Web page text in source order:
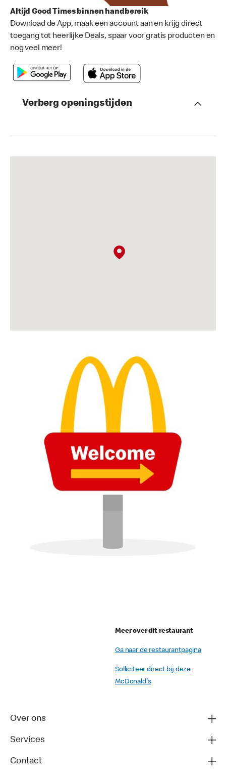
Altijd Good Times binnen handbereik
Download de App, maak een account aan en krijg direct
toegang tot heerlijke Deals, spaar voor gratis producten en
nog veel meer!
Verberg openingstijden
Meer over dit restaurant
Ga naar de restaurantpagina
Solliciteer direct bij deze
McDonald's
Over ons
Services
Contact